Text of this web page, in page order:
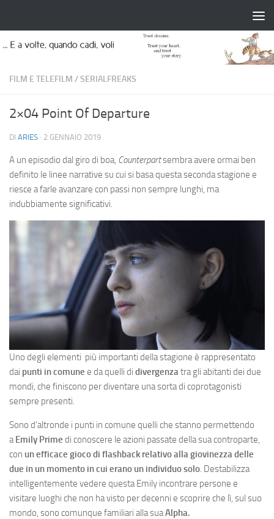
FILM E TELEFILM /SERIALFREAKS
2×04 Point Of Departure
DI ARIES · 2 GENNAIO 2019
A un episodio dal giro di boa, Counterpartsembra avere ormai ben
definito le linee narrative su cui si basa questa seconda stagione e
riesce a farle avanzare con passi non sempre lunghi, ma
indubbiamente significativi.
Uno degli elementi più importanti della stagione è rappresentato
dai punti in comune e da quelli di divergenzatra gli abitanti dei due
mondi, che finiscono per diventare una sorta di coprotagonisti
sempre presenti.
Sono d’altronde i punti in comune quelli che stanno permettendo
aEmily Prime di conoscere le azioni passate della sua controparte,
con un efficace gioco di flashback relativo alla giovinezza delle
due in un momento in cui erano un individuo solo. Destabilizza
intelligentemente vedere questa Emily incontrare persone e
visitare luoghi che non ha visto per decenni e scoprire che lì, sul suo
mondo, sono comunque familiari alla suaAlpha.